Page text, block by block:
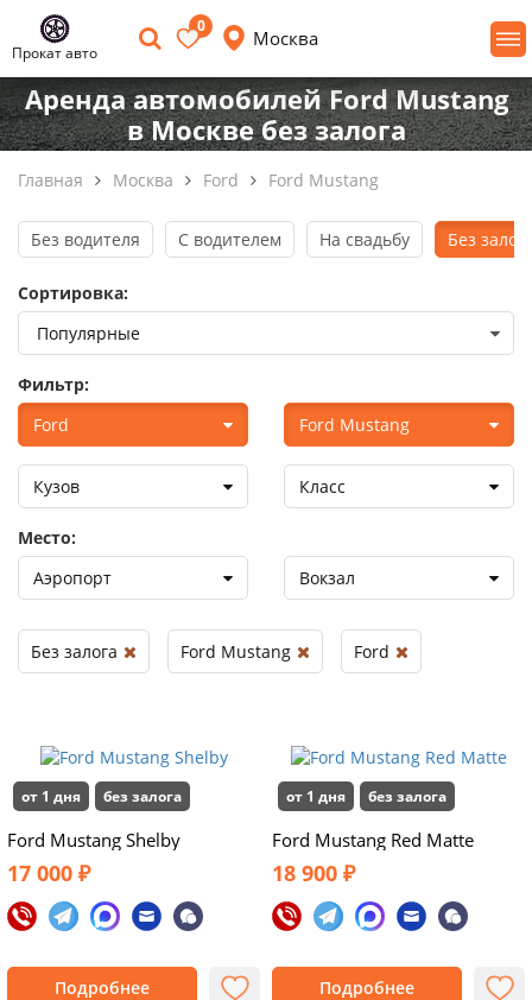
Прокат авто
0
Москва
Аренда автомобилей Ford Mustang
в Москве без залога
Главная Москва Ford Ford Mustang
от 1 дня без залога
Ford Mustang Shelby
17 000 ₽
Подробнее
от 1 дня без залога
Ford Mustang Red Matte
18 900 ₽
Подробнее
Без водителя С водителем На свадьбу Без
Сортировка:
Фильтр:
Ford
Ford Mustang
Кузов Класс
Место:
Аэропорт
Вокзал
Без залога Ford Mustang Ford